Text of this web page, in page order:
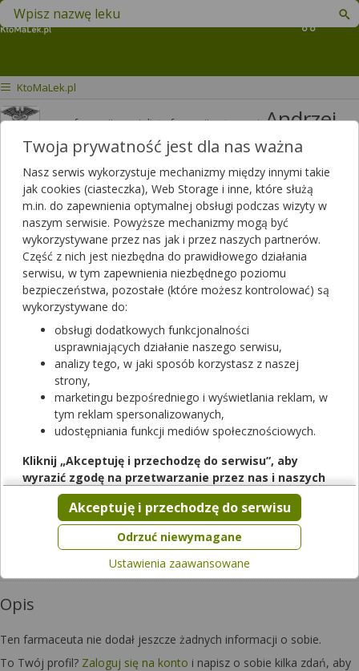
Koszyk
Znajdź lek w swojej okolicy
KtoMaLek.pl
mgr farmacji specjalista farmacji aptecznejAndrzej
Jakimiuk
Odpowiedzi
3820
Polubień
3426
Polecanych artykułów
114 Lista artykułów
APTEKA RODZINNA, Opole Lubelskie
Opole Lubelskie, LUBELSKA 13
Wyświetl numer
Zamknięta, zapraszamy w poniedziałek
(07:00 - 20:00)
Czy chcesz wysłać pytanie do apteki,
w której pracuje ten farmaceuta?
Zapytaj teraz
Opis
Ten farmaceuta nie dodał jeszcze żadnych informacji o sobie.
To Twój profil? Zaloguj się na konto i napisz o sobie kilka zdań, aby
Twoja prywatność jest dla nas ważna
Nasz serwis wykorzystuje mechanizmy między innymi takie
jak cookies (ciasteczka), Web Storage i inne, które służą
m.in. do zapewnienia optymalnej obsługi podczas wizyty w
naszym serwisie. Powyższe mechanizmy mogą być
wykorzystywane przez nas jak i przez naszych partnerów.
Część z nich jest niezbędna do prawidłowego działania
serwisu, w tym zapewnienia niezbędnego poziomu
bezpieczeństwa, pozostałe (które możesz kontrolować) są
wykorzystywane do:
obsługi dodatkowych funkcjonalności
usprawniających działanie naszego serwisu,
analizy tego, w jaki sposób korzystasz z naszej
strony,
marketingu bezpośredniego i wyświetlania reklam, w
tym reklam spersonalizowanych,
udostępniania funkcji mediów społecznościowych.
Kliknij „Akceptuję i przechodzę do serwisu”, aby
wyrazić zgodę na przetwarzanie przez nas i naszych
partnerów Twoich danych w powyższych celach.
Pamiętaj, że wyrażenie zgody jest dobrowolne, a wyrażoną
zgodę możesz w każdej chwili cofnąć, możesz też wycofać
zgodę na przetwarzanie Twoich danych tylko w niektórych
celach. Jeżeli chcesz dowiedzieć się więcej lub chcesz
dokonać za pomocą „Ustawień zaawansowanych”.
zewnętrznych w naszym serwisie znajdziesz wRegulaminie
Serwisu.
Odrzuć niewymagane
Akceptuję i przechodzę do serwisu
Ustawienia zaawansowane